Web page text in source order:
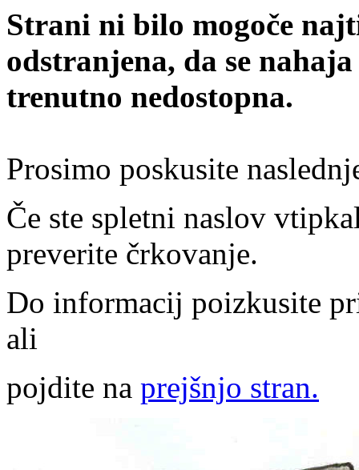
Strani ni bilo mogoče
odstranjena, da se
trenutno nedostopna.
Prosimo poskusite
Če ste spletni naslov
preverite črkovanje.
Do informacij poizkusite
ali
pojdite na prejšnjo stran.